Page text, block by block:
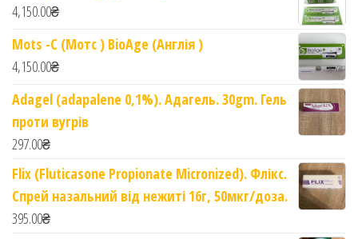
4,150.00₴
Mots -C (Мотс ) BioAge (Англія )
4,150.00₴
Adagel (adapalene 0,1%). Адагель. 30gm. Гель
проти вугрів
297.00₴
Flix (Fluticasone Propionate Micronized). Флікс.
Спрей назальний від нежиті 16г, 50мкг/доза.
395.00₴